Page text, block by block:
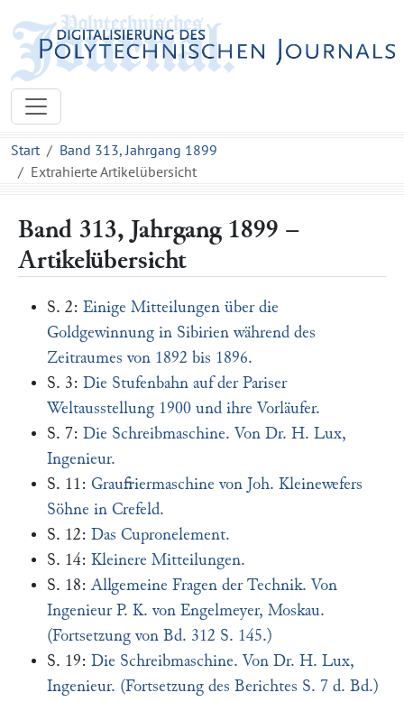
Start
Band 313, Jahrgang 1899
Extrahierte Artikelübersicht
Band 313, Jahrgang 1899 –
Artikelübersicht
S. 2: Einige Mitteilungen über die
Goldgewinnung in Sibirien während des
Zeitraumes von 1892 bis 1896.
S. 3: Die Stufenbahn auf der Pariser
Weltausstellung 1900 und ihre Vorläufer.
S. 7: Die Schreibmaschine. Von Dr. H. Lux,
Ingenieur.
S. 11: Graufriermaschine von Joh. Kleinewefers
Söhne in Crefeld.
S. 12: Das Cupronelement.
S. 14: Kleinere Mitteilungen.
S. 18: Allgemeine Fragen der Technik. Von
Ingenieur P. K. von Engelmeyer, Moskau.
(Fortsetzung von Bd. 312 S. 145.)
S. 19: Die Schreibmaschine. Von Dr. H. Lux,
Ingenieur. (Fortsetzung des Berichtes S. 7 d. Bd.)